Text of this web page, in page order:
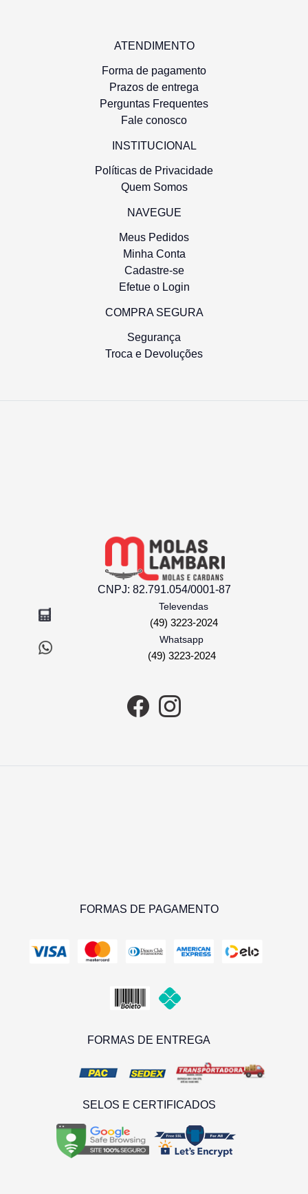
ATENDIMENTO
Forma de pagamento
Prazos de entrega
Perguntas Frequentes
Fale conosco
INSTITUCIONAL
Políticas de Privacidade
Quem Somos
NAVEGUE
Meus Pedidos
Minha Conta
Cadastre-se
Efetue o Login
COMPRA SEGURA
Segurança
Troca e Devoluções
CNPJ: 82.791.054/0001-87
Televendas
(49) 3223-2024
Whatsapp
(49) 3223-2024
FORMAS DE PAGAMENTO
FORMAS DE ENTREGA
SELOS E CERTIFICADOS